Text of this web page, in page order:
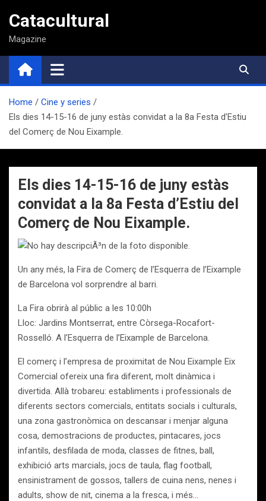
contenido
Catacultural
Magazine
Home
Cine y series
Els dies 14-15-16 de juny estàs convidat a la 8a Festa d’Estiu
del Comerç de Nou Eixample.
Els dies 14-15-16 de juny estàs
convidat a la 8a Festa d’Estiu del
Comerç de Nou Eixample.
Un any més, la Fira de Comerç de l’Esquerra de l’Eixample
de Barcelona vol sorprendre al barri.
La Fira obrirà al públic a les 10:00h
Lloc: Jardins Montserrat, entre Còrsega-Rocafort-
Rosselló. A l’Esquerra de l’Eixample de Barcelona.
El comerç i l’empresa de proximitat de Nou Eixample Eix
Comercial ofereix una fira diferent, molt dinàmica i
divertida. Allà trobareu: establiments i professionals de
diferents sectors comercials, entitats socials i culturals,
una zona gastronòmica on descansar i menjar alguna
cosa, demostracions de productes, pintacares, jocs
infantils, desfilada de moda, classes de fitnes, ball,
exhibició arts marcials, jocs de taula, flag football,
ensinistrament de gossos, tallers de cuina nens, nenes i
adults, show de nit, cinema a la fresca, i més…